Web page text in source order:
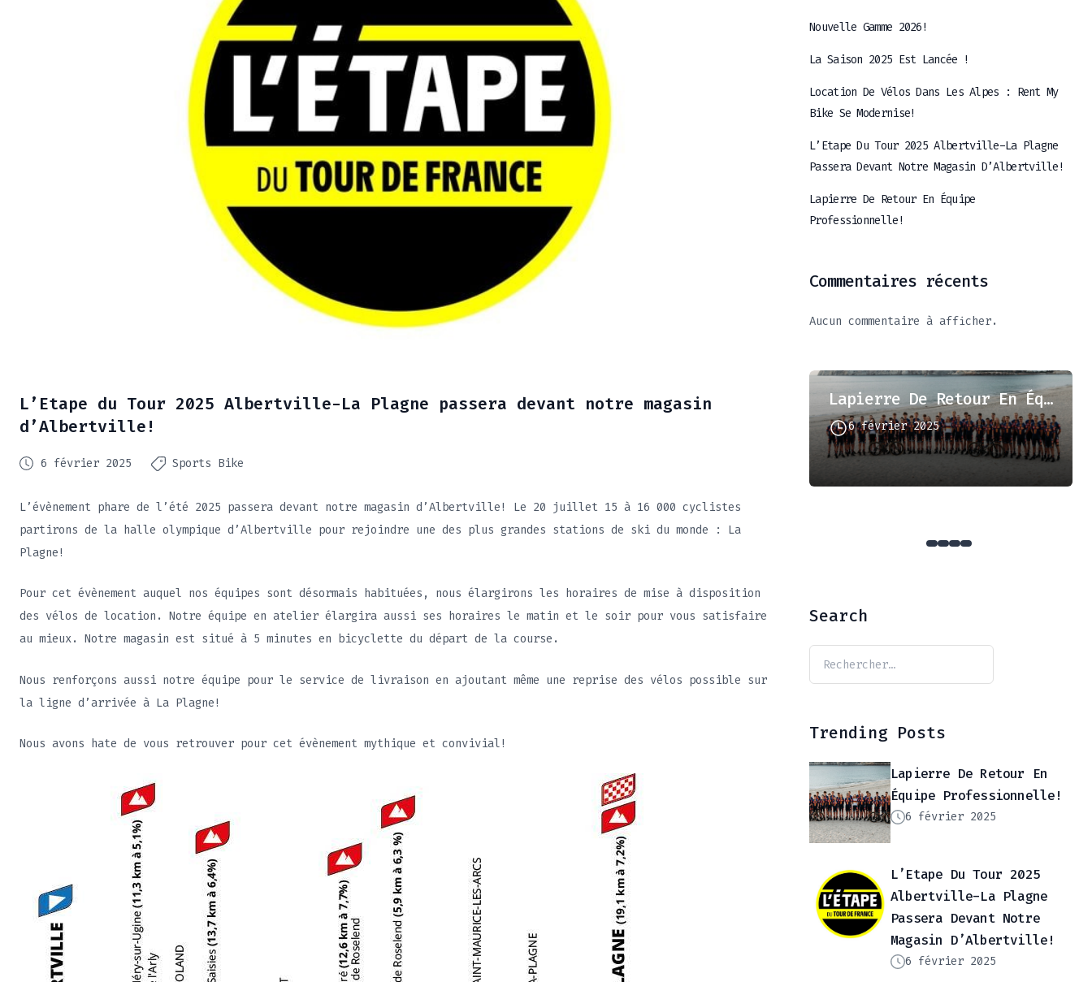
L’Etape du Tour 2025 Albertville-La Plagne passera devant notre magasin
d’Albertville!
6 février 2025 Sports Bike
L’évènement phare de l’été 2025 passera devant notre magasin d’Albertville! Le 20 juillet 15 à 16 000 cyclistes
partirons de la halle olympique d’Albertville pour rejoindre une des plus grandes stations de ski du monde : La
Plagne!
Pour cet évènement auquel nos équipes sont désormais habituées, nous élargirons les horaires de mise à disposition
des vélos de location. Notre équipe en atelier élargira aussi ses horaires le matin et le soir pour vous satisfaire
au mieux. Notre magasin est situé à 5 minutes en bicyclette du départ de la course.
Nous renforçons aussi notre équipe pour le service de livraison en ajoutant même une reprise des vélos possible sur
la ligne d’arrivée à La Plagne!
Nous avons hate de vous retrouver pour cet évènement mythique et convivial!
Nouvelle Gamme 2026!
La Saison 2025 Est Lancée !
Location De Vélos Dans Les Alpes : Rent My
Bike Se Modernise!
L’Etape Du Tour 2025 Albertville-La Plagne
Passera Devant Notre Magasin D’Albertville!
Lapierre De Retour En Équipe
Professionnelle!
Commentaires récents
Aucun commentaire à afficher.
Lapierre De Retour En Équipe Professionnelle!
6 février 2025
Search
Trending Posts
Lapierre De Retour En
Équipe Professionnelle!
6 février 2025
L’Etape Du Tour 2025
Albertville-La Plagne
Passera Devant Notre
Magasin D’Albertville!
6 février 2025